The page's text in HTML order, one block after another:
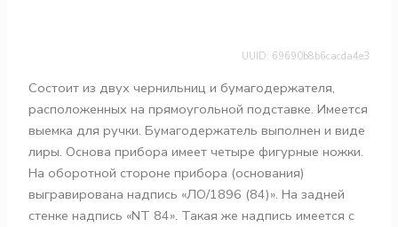
UUID: 69690b8b6cacda4e3
Состоит из двух чернильниц и бумагодержателя,
расположенных на прямоугольной подставке. Имеется
выемка для ручки. Бумагодержатель выполнен и виде
лиры. Основа прибора имеет четыре фигурные ножки.
На оборотной стороне прибора (основания)
выгравирована надпись «ЛО/1896 (84)». На задней
стенке надпись «NТ 84». Такая же надпись имеется с